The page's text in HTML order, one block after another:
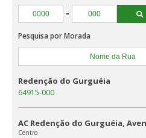
-
Pesquisa por Morada
Redenção do Gurguéia
64915-000
AC Redenção do Gurguéia,
Centro